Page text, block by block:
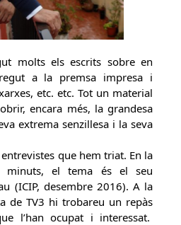
molts els escrits sobre en
a la premsa impresa i
etc. etc. Tot un material
encara més, la grandesa
extrema senzillesa i la seva
que hem triat. En la
minuts, el tema és el seu
(ICIP, desembre 2016). A la
de TV3 hi trobareu un repàs
l’han ocupat i interessat.